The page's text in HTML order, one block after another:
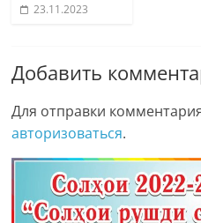
23.11.2023
Добавить
Для отправки
авторизоваться.